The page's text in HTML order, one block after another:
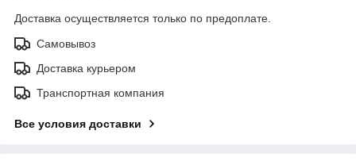
Доставка осуществляется только по предоплате.
Самовывоз
Доставка курьером
Транспортная компания
Все условия доставки